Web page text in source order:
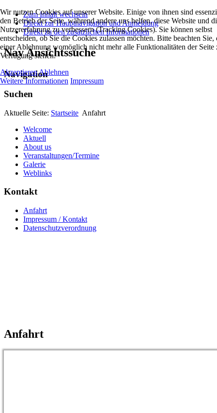
Zum Inhalt wechseln
Direkt zur Hauptnavigation und Anmeldung
Direkt zu den zusätzlichen Informationen
Nav Ansichtssuche
Navigation
Suchen
Aktuelle Seite: Startseite Anfahrt
Welcome
Aktuell
About us
Veranstaltungen/Termine
Galerie
Weblinks
Kontakt
Anfahrt
Impressum / Kontakt
Datenschutzverordnung
Anfahrt
Wir nutzen Cookies auf unserer Website. Einige von ihnen sind
den Betrieb der Seite, während andere uns helfen, diese Website und
Nutzererfahrung zu verbessern (Tracking Cookies). Sie können selbst
entscheiden, ob Sie die Cookies zulassen möchten. Bitte beachten Sie,
einer Ablehnung womöglich nicht mehr alle Funktionalitäten der Seite
Verfügung stehen.
AkzeptierenAblehnen
Weitere Informationen Impressum